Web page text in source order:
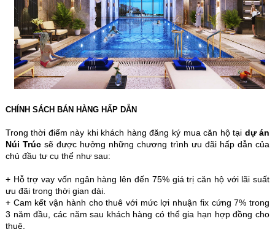
CHÍNH SÁCH BÁN HÀNG HẤP DẪN
Trong thời điểm này khi khách hàng đăng ký mua căn hộ tại dự án
Núi Trúcsẽ được hưởng những chương trình ưu đãi hấp dẫn của
chủ đầu tư cụ thể như sau:
+ Hỗ trợ vay vốn ngân hàng lên đến 75% giá trị căn hộ với lãi suất
ưu đãi trong thời gian dài.
+ Cam kết vận hành cho thuê với mức lợi nhuận fix cứng 7% trong
3 năm đầu, các năm sau khách hàng có thể gia hạn hợp đồng cho
thuê.